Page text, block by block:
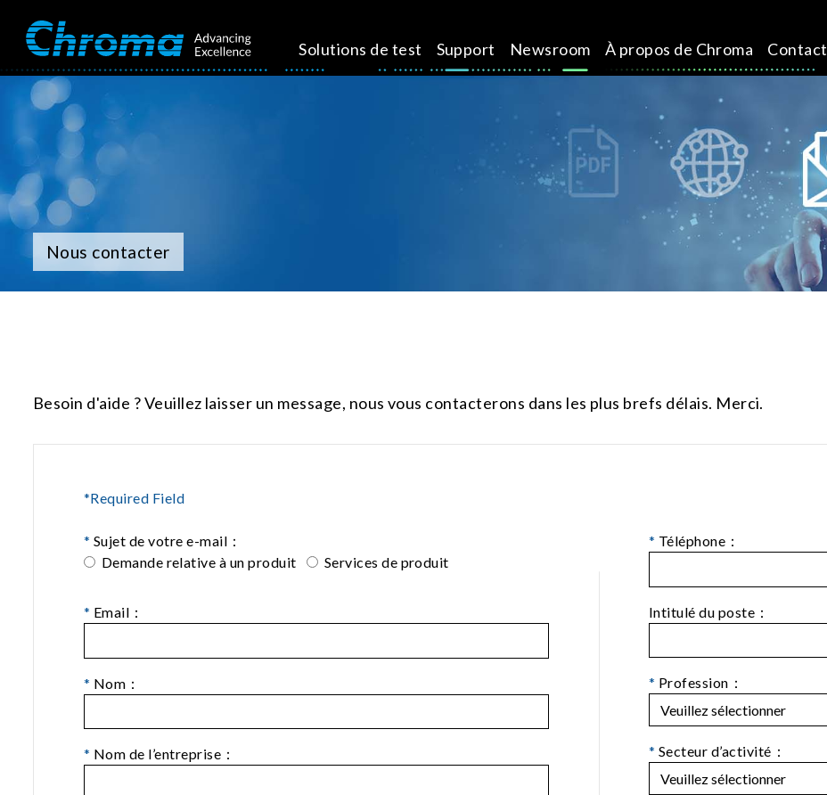
Solutions de test Support Newsroom À propos de Chroma Contact
Nous contacter
Besoin d'aide ? Veuillez laisser un message, nous vous contacterons dans les plus brefs délais. Merci.
*Required Field
* Sujet de votre e-mail：
Demande relative à un produit
Services de produit
* Email：
* Nom：
* Nom de l’entreprise：
* Téléphone：
Intitulé du poste：
* Profession：
* Secteur d’activité：